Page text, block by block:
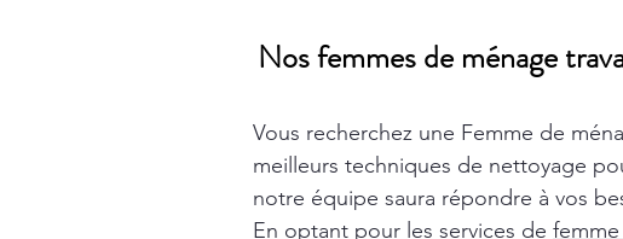
Nos femmes de ménage
Vous recherchez une Femme de
meilleurs techniques de nettoyage
notre équipe saura répondre à vos
En optant pour les services de